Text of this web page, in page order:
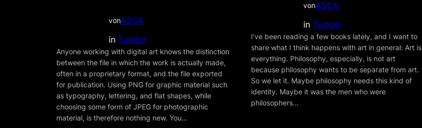
vonASCA
in Tumblr
Anyone working with digital art knows the distinction
between the file in which the work is actually made,
often in a proprietary format, and the file exported
for publication. Using PNG for graphic material such
as typography, lettering, and flat shapes, while
choosing some form of JPEG for photographic
material, is therefore nothing new. You…
vonASCA
in Tumblr
I’ve been reading a few books lately, and I want to
share what I think happens with art in general: Art is
everything. Philosophy, especially, is not art
because philosophy wants to be separate from art.
So we let it. Maybe philosophy needs this kind of
identity. Maybe it was the men who were
philosophers…